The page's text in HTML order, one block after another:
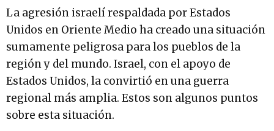
La agresión israelí respaldada por Estados
Unidos en Oriente Medio ha creado una situación
sumamente peligrosa para los pueblos de la
región y del mundo. Israel, con el apoyo de
Estados Unidos, la convirtió en una guerra
regional más amplia. Estos son algunos puntos
sobre esta situación.